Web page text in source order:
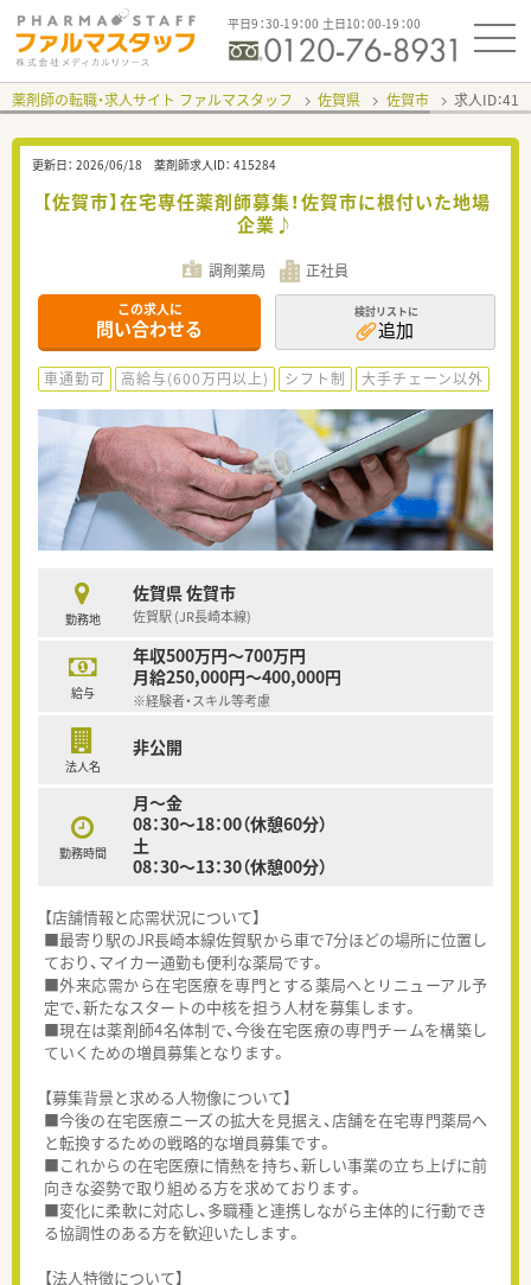
平日9：30-19：00 土日10：00-19：00
薬剤師の転職・求人サイト ファルマスタッフ 佐賀県 佐賀市 求人ID：
更新日： 2026/06/18 薬剤師求人ID： 415284
【佐賀市】在宅専任薬剤師募集！佐賀市に根付いた地場
企業♪
調剤薬局 正社員
この求人に
問い合わせる
検討リストに
追加
車通勤可 高給与(600万円以上) シフト制 大手チェーン以外
勤務地
佐賀県 佐賀市
佐賀駅 (JR長崎本線)
給与
年収500万円～700万円
月給250,000円～400,000円
※経験者・スキル等考慮
法人名
非公開
勤務時間
月～金
08：30～18：00（休憩60分）
土
08：30～13：30（休憩00分）
【店舗情報と応需状況について】
■最寄り駅のJR長崎本線佐賀駅から車で7分ほどの場所に位置し
ており、マイカー通勤も便利な薬局です。
■外来応需から在宅医療を専門とする薬局へとリニューアル予
定で、新たなスタートの中核を担う人材を募集します。
■現在は薬剤師4名体制で、今後在宅医療の専門チームを構築し
ていくための増員募集となります。
【募集背景と求める人物像について】
■今後の在宅医療ニーズの拡大を見据え、店舗を在宅専門薬局へ
と転換するための戦略的な増員募集です。
■これからの在宅医療に情熱を持ち、新しい事業の立ち上げに前
向きな姿勢で取り組める方を求めております。
■変化に柔軟に対応し、多職種と連携しながら主体的に行動でき
る協調性のある方を歓迎いたします。
【法人特徴について】